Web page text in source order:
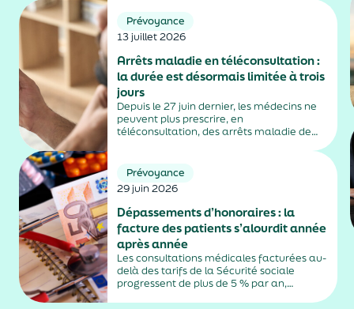
Prévoyance
13 juillet 2026
Arrêts maladie en téléconsultation :
la durée est désormais limitée à trois
jours
Depuis le 27 juin dernier, les médecins ne
peuvent plus prescrire, en
téléconsultation, des arrêts maladie de
sociales et fiscales, s'inscrit dans un
durcissement plus...
Prévoyance
29 juin 2026
Dépassements d’honoraires : la
facture des patients s’alourdit année
après année
Les consultations médicales facturées au-
delà des tarifs de la Sécurité sociale
progressent de plus de 5 % par an,
alimentés par la montée en puissance des